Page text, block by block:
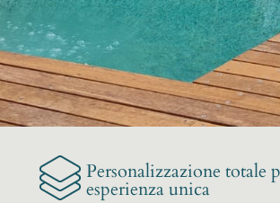
Personalizzazione totale
esperienza unica